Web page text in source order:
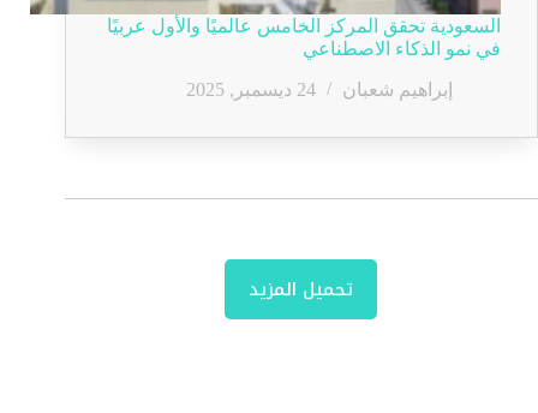
السعودية تحقق المركز الخامس عالميًا والأول عربيًا
في نمو الذكاء الاصطناعي
إبراهيم شعبان
24 ديسمبر, 2025
تحميل المزيد